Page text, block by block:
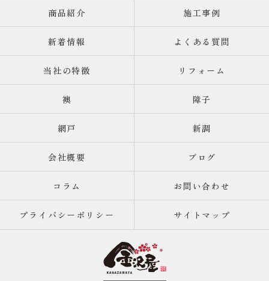
商品紹介 施工事例
新着情報 よくある質問
当社の特徴 リフォーム
襖 障子
網戸 新調
会社概要 ブログ
コラム お問い合わせ
プライバシーポリシー サイトマップ